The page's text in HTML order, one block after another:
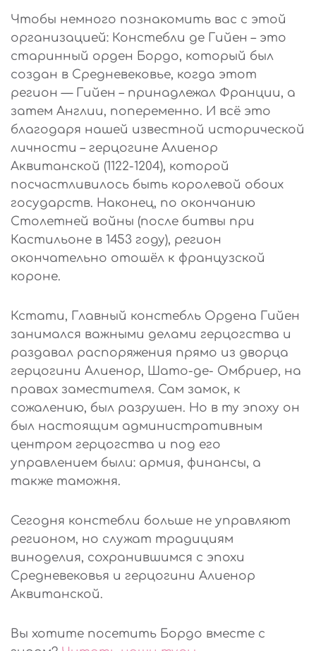
Чтобы немного познакомить вас с этой
организацией: Констебли де Гийен – это
старинный орден Бордо, который был
создан в Средневековье, когда этот
регион — Гийен – принадлежал Франции, а
затем Англии, попеременно. И всё это
благодаря нашей известной исторической
личности – герцогине Алиенор
Аквитанской (1122-1204), которой
посчастливилось быть королевой обоих
государств. Наконец, по окончанию
Столетней войны (после битвы при
Кастильоне в 1453 году), регион
окончательно отошёл к французской
короне.
Кстати, Главный констебль Ордена Гийен
занимался важными делами герцогства и
раздавал распоряжения прямо из дворца
герцогини Алиенор, Шато-де- Омбриер, на
правах заместителя. Сам замок, к
сожалению, был разрушен. Но в ту эпоху он
был настоящим административным
центром герцогства и под его
управлением были: армия, финансы, а
также таможня.
Сегодня констебли больше не управляют
регионом, но служат традициям
виноделия, сохранившимся с эпохи
Средневековья и герцогини Алиенор
Аквитанской.
Вы хотите посетить Бордо вместе с